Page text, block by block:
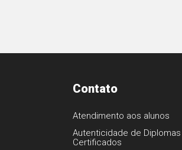
Contato
Atendimento aos alunos
Autenticidade de
Certificados